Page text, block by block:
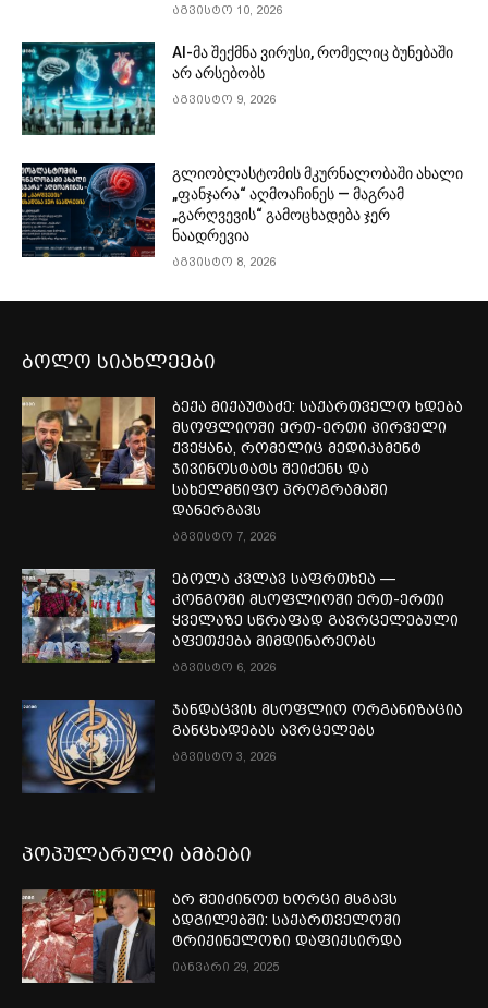
აგვისტო 10, 2026
AI-მა შექმნა ვირუსი, რომელიც ბუნებაში
არ არსებობს
აგვისტო 9, 2026
გლიობლასტომის მკურნალობაში ახალი
„ფანჯარა“ აღმოაჩინეს — მაგრამ
„გარღვევის“ გამოცხადება ჯერ
ნაადრევია
აგვისტო 8, 2026
ბოლო სიახლეები
ბექა მიქაუტაძე: საქართველო ხდება
მსოფლიოში ერთ-ერთი პირველი
ქვეყანა, რომელიც მედიკამენტ
ჯივინოსტატს შეიძენს და
სახელმწიფო პროგრამაში
დანერგავს
აგვისტო 7, 2026
ებოლა კვლავ საფრთხეა —
კონგოში მსოფლიოში ერთ-ერთი
ყველაზე სწრაფად გავრცელებული
აფეთქება მიმდინარეობს
აგვისტო 6, 2026
ჯანდაცვის მსოფლიო ორგანიზაცია
განცხადებას ავრცელებს
აგვისტო 3, 2026
პოპულარული ამბები
არ შეიძინოთ ხორცი მსგავს
ადგილებში: საქართველოში
ტრიქინელოზი დაფიქსირდა
იანვარი 29, 2025